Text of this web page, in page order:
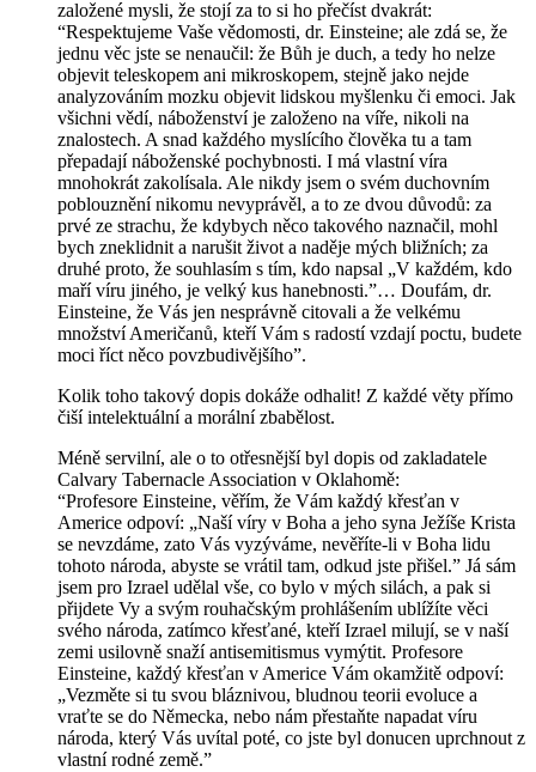
založené mysli, že stojí za to si ho přečíst dvakrát:
“Respektujeme Vaše vědomosti, dr. Einsteine; ale zdá se, že
jednu věc jste se nenaučil: že Bůh je duch, a tedy ho nelze
objevit teleskopem ani mikroskopem, stejně jako nejde
analyzováním mozku objevit lidskou myšlenku či emoci. Jak
všichni vědí, náboženství je založeno na víře, nikoli na
znalostech. A snad každého myslícího člověka tu a tam
přepadají náboženské pochybnosti. I má vlastní víra
mnohokrát zakolísala. Ale nikdy jsem o svém duchovním
poblouznění nikomu nevyprávěl, a to ze dvou důvodů: za
prvé ze strachu, že kdybych něco takového naznačil, mohl
bych zneklidnit a narušit život a naděje mých bližních; za
druhé proto, že souhlasím s tím, kdo napsal „V každém, kdo
maří víru jiného, je velký kus hanebnosti.”… Doufám, dr.
Einsteine, že Vás jen nesprávně citovali a že velkému
množství Američanů, kteří Vám s radostí vzdají poctu, budete
moci říct něco povzbudivějšího”.
Kolik toho takový dopis dokáže odhalit! Z každé věty přímo
čiší intelektuální a morální zbabělost.
Méně servilní, ale o to otřesnější byl dopis od zakladatele
Calvary Tabernacle Association v Oklahomě:
“Profesore Einsteine, věřím, že Vám každý křesťan v
Americe odpoví: „Naší víry v Boha a jeho syna Ježíše Krista
se nevzdáme, zato Vás vyzýváme, nevěříte-li v Boha lidu
tohoto národa, abyste se vrátil tam, odkud jste přišel.” Já sám
jsem pro Izrael udělal vše, co bylo v mých silách, a pak si
přijdete Vy a svým rouhačským prohlášením ublížíte věci
svého národa, zatímco křesťané, kteří Izrael milují, se v naší
zemi usilovně snaží antisemitismus vymýtit. Profesore
Einsteine, každý křesťan v Americe Vám okamžitě odpoví:
„Vezměte si tu svou bláznivou, bludnou teorii evoluce a
vraťte se do Německa, nebo nám přestaňte napadat víru
národa, který Vás uvítal poté, co jste byl donucen uprchnout z
vlastní rodné země.”